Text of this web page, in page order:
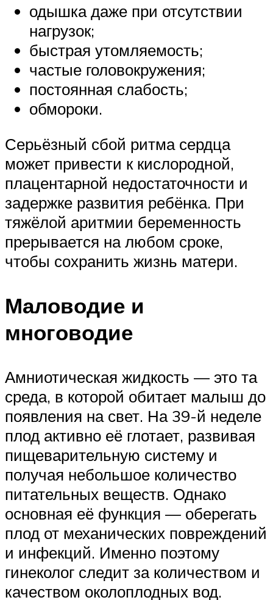
одышка даже при отсутствии
нагрузок;
быстрая утомляемость;
частые головокружения;
постоянная слабость;
обмороки.
Серьёзный сбой ритма сердца
может привести к кислородной,
плацентарной недостаточности и
задержке развития ребёнка. При
тяжёлой аритмии беременность
прерывается на любом сроке,
чтобы сохранить жизнь матери.
Маловодие и
многоводие
Амниотическая жидкость — это та
среда, в которой обитает малыш до
появления на свет. На 39-й неделе
плод активно её глотает, развивая
пищеварительную систему и
получая небольшое количество
питательных веществ. Однако
основная её функция — оберегать
плод от механических повреждений
и инфекций. Именно поэтому
гинеколог следит за количеством и
качеством околоплодных вод.